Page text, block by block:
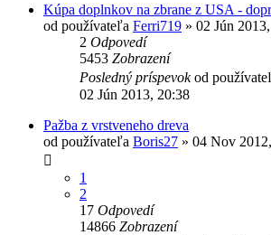
Kúpa doplnkov na zbrane z USA -
od používateľa Ferri719 » 02 Jún
2 Odpovedí
5453 Zobrazení
Posledný príspevokod
02 Jún 2013, 20:38
Pažba z vrstveneho dreva
od používateľa Boris27 » 04 Nov
1
2
17 Odpovedí
14866 Zobrazení